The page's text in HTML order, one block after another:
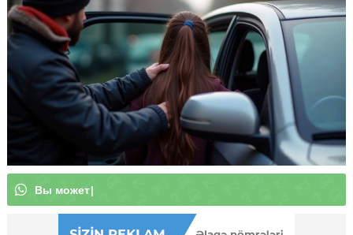
Вы можете